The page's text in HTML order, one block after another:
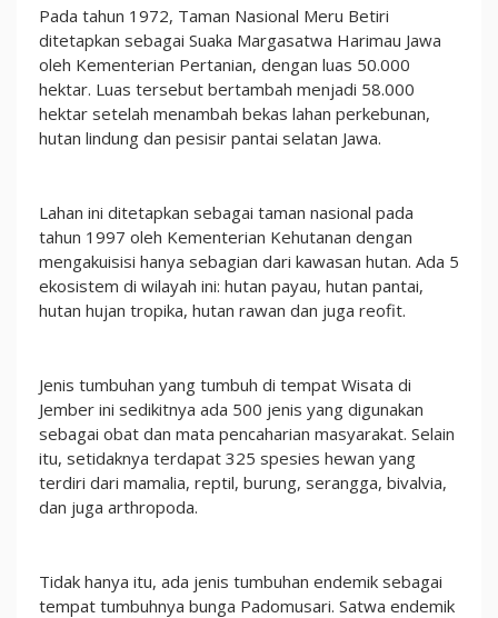
Pada tahun 1972, Taman Nasional Meru Betiri
ditetapkan sebagai Suaka Margasatwa Harimau Jawa
oleh Kementerian Pertanian, dengan luas 50.000
hektar. Luas tersebut bertambah menjadi 58.000
hektar setelah menambah bekas lahan perkebunan,
hutan lindung dan pesisir pantai selatan Jawa.
Lahan ini ditetapkan sebagai taman nasional pada
tahun 1997 oleh Kementerian Kehutanan dengan
mengakuisisi hanya sebagian dari kawasan hutan. Ada 5
ekosistem di wilayah ini: hutan payau, hutan pantai,
hutan hujan tropika, hutan rawan dan juga reofit.
Jenis tumbuhan yang tumbuh di tempat Wisata di
Jember ini sedikitnya ada 500 jenis yang digunakan
sebagai obat dan mata pencaharian masyarakat. Selain
itu, setidaknya terdapat 325 spesies hewan yang
terdiri dari mamalia, reptil, burung, serangga, bivalvia,
dan juga arthropoda.
Tidak hanya itu, ada jenis tumbuhan endemik sebagai
tempat tumbuhnya bunga Padomusari. Satwa endemik